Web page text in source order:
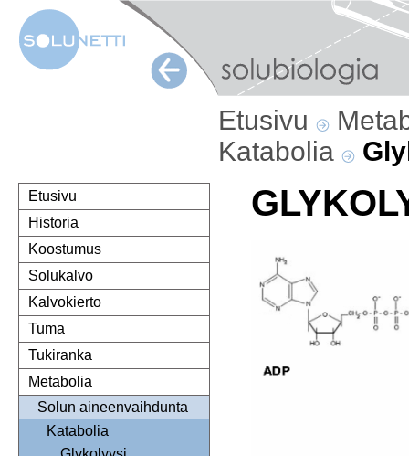
Etusivu
Katabolia
Etusivu
Historia
Koostumus
Solukalvo
Kalvokierto
Tuma
Tukiranka
Metabolia
Solun aineenvaihdunta
Katabolia